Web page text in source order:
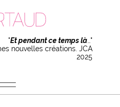
"Et pendant ce temps là …"
nouvelles créations. JCA
2025